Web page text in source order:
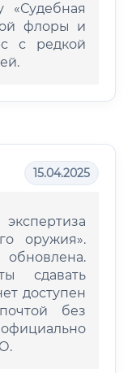
«Судебная
флоры и
с редкой
15.04.2025
оружия».
сдавать
доступен
без